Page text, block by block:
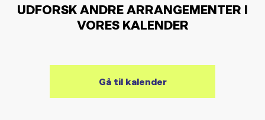
UDFORSK ANDRE ARRANGEMENTER I
VORES KALENDER
Gå til kalender